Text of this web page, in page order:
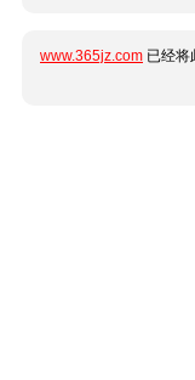
www.365jz.com 已经将